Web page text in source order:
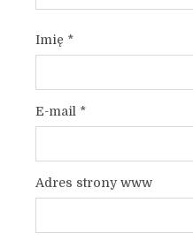
Imię *
E-mail *
Adres strony www